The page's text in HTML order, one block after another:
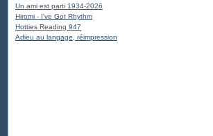
Un ami est parti 1934-2026
Hiromi - I've Got Rhythm
Hotties Reading 947
Adieu au langage, réimpression